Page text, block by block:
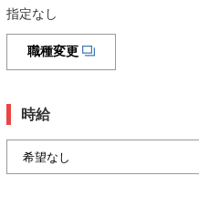
指定なし
職種変更
時給